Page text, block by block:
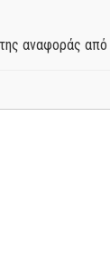
αναφοράς από